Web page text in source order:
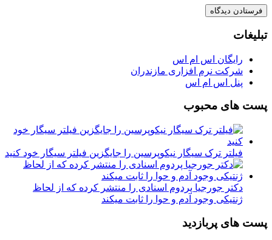
تبلیغات
رایگان اس ام اس
شرکت نرم افزاری مازندران
پنل اس ام اس
پست های محبوب
فیلتر ترک سیگار نیکوپرسین را جایگزین فیلتر سیگار خود کنید
دکتر جورجیا پردوم اسنادی را منتشر کرده که از لحاظ
ژنتیکی وجود آدم و حوا را ثابت میکند
پست های پربازدید